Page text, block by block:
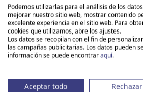
Podemos utilizarlas para el análisis de los
mejorar nuestro sitio web, mostrar contenido
excelente experiencia en el sitio web. Para
cookies que utilizamos, abre los ajustes.
Los datos se recopilan con el fin de
las campañas publicitarias. Los datos pueden
información se puede encontraraquí.
Aceptar todo Rechazar